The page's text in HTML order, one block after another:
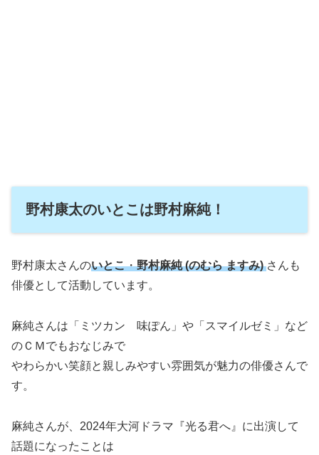
野村康太のいとこは野村麻純！
野村康太さんのいとこ・野村麻純 (のむら ますみ) さんも
俳優として活動しています。
麻純さんは「ミツカン 味ぽん」や「スマイルゼミ」など
のＣＭでもおなじみで
やわらかい笑顔と親しみやすい雰囲気が魅力の俳優さんで
す。
麻純さんが、2024年大河ドラマ『光る君へ』に出演して
話題になったことは